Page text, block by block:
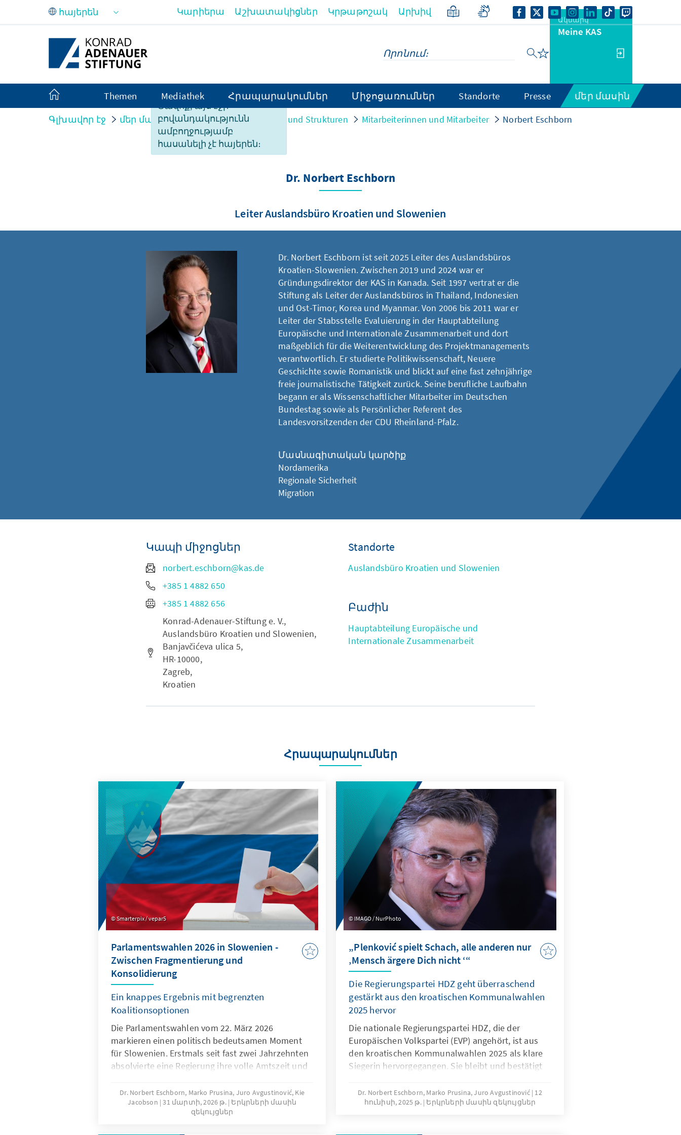
Skip to Main Content
Ցավոք, այս էջի
բովանդակությունն
ամբողջությամբ
հասանելի չէ հայերեն։
Կարիերա Աշխատակիցներ Կրթաթոշակ Արխիվ
Ակնարկ
Meine KAS
Themen Mediathek Հրապարակումներ Միջոցառումներ Standorte Presse մեր մասին
Գլխավոր էջ մեր մասին Organisation Personen und Strukturen Mitarbeiterinnen und Mitarbeiter Norbert Eschborn
Dr. Norbert Eschborn
Leiter Auslandsbüro Kroatien und Slowenien
Dr. Norbert Eschborn ist seit 2025 Leiter des Auslandsbüros
Kroatien-Slowenien. Zwischen 2019 und 2024 war er
Gründungsdirektor der KAS in Kanada. Seit 1997 vertrat er die
Stiftung als Leiter der Auslandsbüros in Thailand, Indonesien
und Ost-Timor, Korea und Myanmar. Von 2006 bis 2011 war er
Leiter der Stabsstelle Evaluierung in der Hauptabteilung
Europäische und Internationale Zusammenarbeit und dort
maßgeblich für die Weiterentwicklung des Projektmanagements
verantwortlich. Er studierte Politikwissenschaft, Neuere
Geschichte sowie Romanistik und blickt auf eine fast zehnjährige
freie journalistische Tätigkeit zurück. Seine berufliche Laufbahn
begann er als Wissenschaftlicher Mitarbeiter im Deutschen
Bundestag sowie als Persönlicher Referent des
Landesvorsitzenden der CDU Rheinland-Pfalz.
Մասնագիտական կարծիք
​​​​Nordamerika
Regionale Sicherheit
Migration
Կապի միջոցներ
norbert.eschborn@kas.de
+385 1 4882 650
+385 1 4882 656
Konrad-Adenauer-Stiftung e. V.,
Auslandsbüro Kroatien und Slowenien,
Banjavčićeva ulica 5,
HR-10000,
Zagreb,
Kroatien
Standorte
Auslandsbüro Kroatien und Slowenien
Բաժին
Hauptabteilung Europäische und
Internationale Zusammenarbeit
Հրապարակումներ
Smarterpix / vepar5
Parlamentswahlen 2026 in Slowenien -
Zwischen Fragmentierung und
Konsolidierung
Ein knappes Ergebnis mit begrenzten
Koalitionsoptionen
Die Parlamentswahlen vom 22. März 2026
markieren einen politisch bedeutsamen Moment
für Slowenien. Erstmals seit fast zwei Jahrzehnten
absolvierte eine Regierung ihre volle Amtszeit und
bestätigt zwar eine hohe Mobilisierung der
Wählerschaft, zeigt aber zugleich die strukturellen
Grenzen der politischen Lager sowie die
Dr. Norbert Eschborn, Marko Prusina, Juro Avgustinović, Kie
Jacobson 31 մարտի, 2026 թ. Երկրների մասին
զեկույցներ
IMAGO / NurPhoto
„Plenković spielt Schach, alle anderen nur
‚Mensch ärgere Dich nicht ‘“
Die Regierungspartei HDZ geht überraschend
gestärkt aus den kroatischen Kommunalwahlen
2025 hervor
Die nationale Regierungspartei HDZ, die der
Europäischen Volkspartei (EVP) angehört, ist aus
den kroatischen Kommunalwahlen 2025 als klare
Siegerin hervorgegangen. Sie bleibt und bestätigt
ihre politischen Mitbewerber unter regionaler
Fragmentierung und zunehmendem Profilverlust
Dr. Norbert Eschborn, Marko Prusina, Juro Avgustinović 12
հունիսի, 2025 թ. Երկրների մասին զեկույցներ